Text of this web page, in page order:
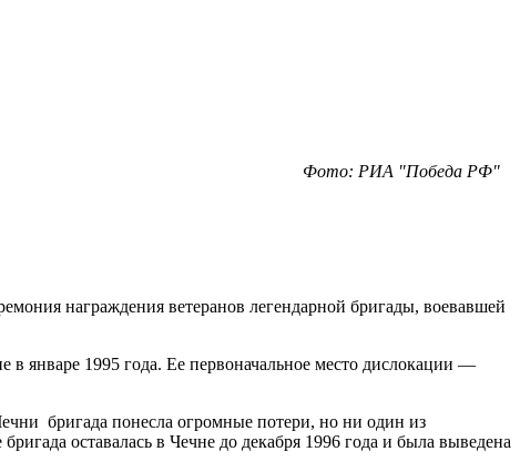
Фото: РИА "Победа РФ"
награждения ветеранов легендарной бригады, воевавшей
январе 1995 года. Ее первоначальное место дислокации —
бригада понесла огромные потери, но ни один из
оставалась в Чечне до декабря 1996 года и была выведена